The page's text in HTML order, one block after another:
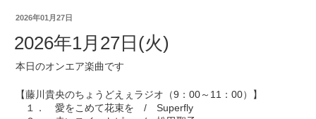
2026年01月27日
2026年1月27日(火)
本日のオンエア楽曲です
【藤川貴央のちょうどえぇラジオ（9：00～11：00）】
１． 愛をこめて花束を / Superfly